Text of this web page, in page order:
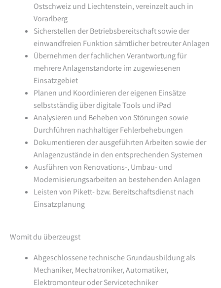
Ostschweiz und Liechtenstein, vereinzelt auch in
Vorarlberg
Sicherstellen der Betriebsbereitschaft sowie der
einwandfreien Funktion sämtlicher betreuter Anlagen
Übernehmen der fachlichen Verantwortung für
mehrere Anlagenstandorte im zugewiesenen
Einsatzgebiet
Planen und Koordinieren der eigenen Einsätze
selbstständig über digitale Tools und iPad
Analysieren und Beheben von Störungen sowie
Durchführen nachhaltiger Fehlerbehebungen
Dokumentieren der ausgeführten Arbeiten sowie der
Anlagenzustände in den entsprechenden Systemen
Ausführen von Renovations-, Umbau- und
Modernisierungsarbeiten an bestehenden Anlagen
Leisten von Pikett- bzw. Bereitschaftsdienst nach
Einsatzplanung
Womit du überzeugst
Abgeschlossene technische Grundausbildung als
Mechaniker, Mechatroniker, Automatiker,
Elektromonteur oder Servicetechniker